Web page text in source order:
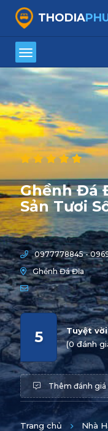
THODIA
Ghềnh Đá
Sản Tươi
0977778845 -
Ghềnh Đá Đĩa
Tuyệt vời
(0 đánh
5
Thêm đánh giá
Trang chủ
Nhà